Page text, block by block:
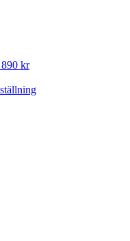
kr